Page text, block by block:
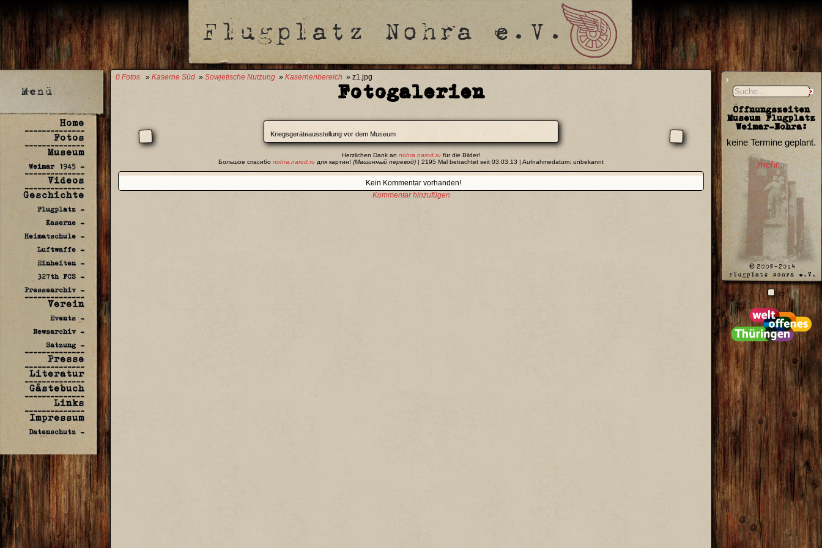
Home
--------------
Fotos
--------------
Museum
Weimar 1945 -
--------------
Videos
--------------
Geschichte
Flugplatz -
Kaserne -
Heimatschule -
Luftwaffe -
Einheiten -
327th FCS -
Pressearchiv -
--------------
Verein
Events -
Newsarchiv -
Satzung -
--------------
Presse
--------------
Literatur
--------------
Gästebuch
--------------
Links
--------------
Impressum
Datenschutz -
Öffnungszeiten
Museum Flugplatz
Weimar-Nohra:
keine Termine geplant.
mehr...
0 Fotos » Kaserne Süd » Sowjetische Nutzung » Kasernenbereich » z1.jpg
Fotogalerien
Kriegsgeräteausstellung vor dem Museum
Herzlichen Dank an nohra.narod.ru für die Bilder!
Большое спасибо nohra.narod.ru для картин! (Машинный перевод) | 2195 Mal betrachtet seit 03.03.13 | Aufnahmedatum: unbekannt
Kein Kommentar vorhanden!
Kommentar hinzufügen